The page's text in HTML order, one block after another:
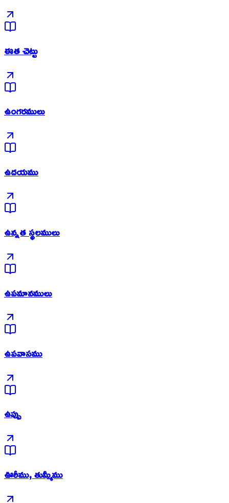
ఈత చెట్టు
ఉంగరములు
ఉదయము
ఉన్నత స్థలములు
ఉపమానములు
ఉపవాసము
ఉప్పు
ఊరీము, తుమ్మీము